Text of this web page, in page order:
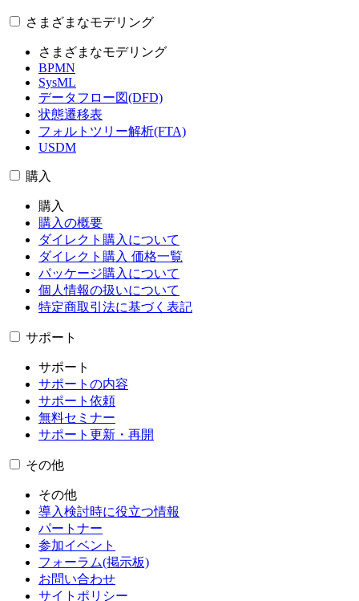
さまざまなモデリング
さまざまなモデリング
BPMN
SysML
データフロー図(DFD)
状態遷移表
フォルトツリー解析(FTA)
USDM
購入
購入
購入の概要
ダイレクト購入について
ダイレクト購入 価格一覧
パッケージ購入について
個人情報の扱いについて
特定商取引法に基づく表記
サポート
サポート
サポートの内容
サポート依頼
無料セミナー
サポート更新・再開
その他
その他
導入検討時に役立つ情報
パートナー
参加イベント
フォーラム(掲示板)
お問い合わせ
サイトポリシー